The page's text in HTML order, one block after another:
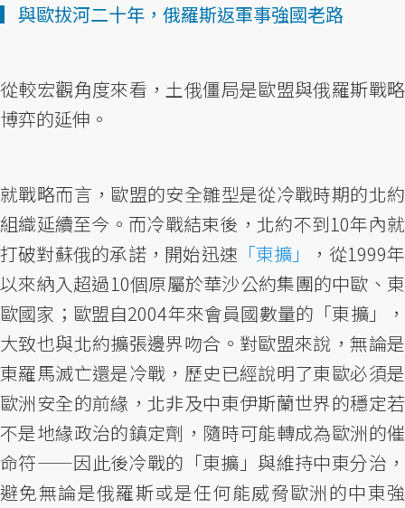
▎與歐拔河二十年，俄羅斯返軍事強國老路
從較宏觀角度來看，土俄僵局是歐盟與俄羅斯戰略
博弈的延伸。
就戰略而言，歐盟的安全雛型是從冷戰時期的北約
組織延續至今。而冷戰結束後，北約不到10年內就
打破對蘇俄的承諾，開始迅速 「東擴」
，從1999年
以來納入超過10個原屬於華沙公約集團的中歐、東
歐國家；歐盟自2004年來會員國數量的「東擴」，
大致也與北約擴張邊界吻合。對歐盟來說，無論是
東羅馬滅亡還是冷戰，歷史已經說明了東歐必須是
歐洲安全的前緣，北非及中東伊斯蘭世界的穩定若
不是地緣政治的鎮定劑，隨時可能轉成為歐洲的催
命符——因此後冷戰的「東擴」與維持中東分治，
避免無論是俄羅斯或是任何能威脅歐洲的中東強